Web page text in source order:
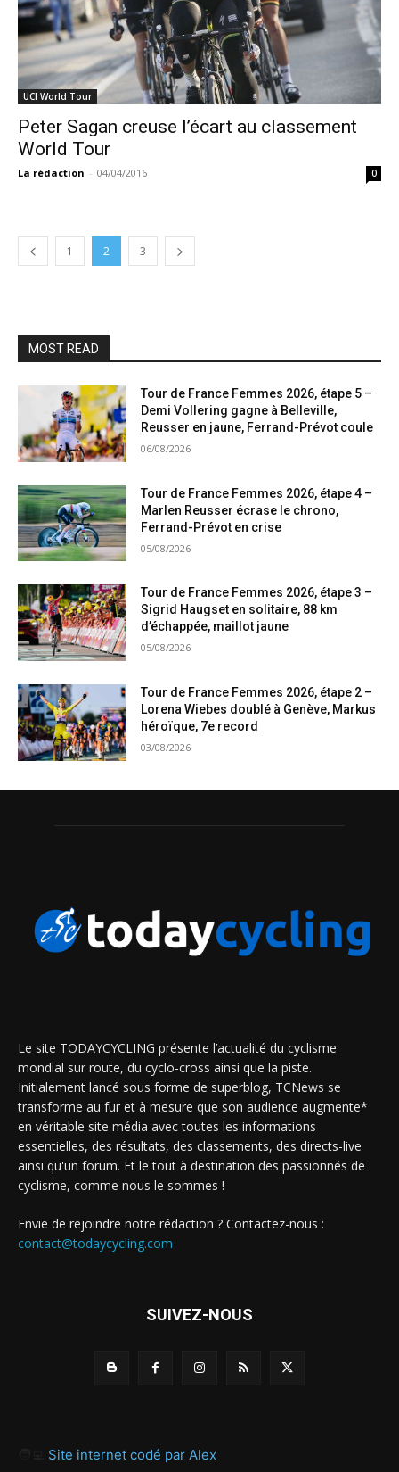
UCI World Tour
Peter Sagan creuse l’écart au classement
World Tour
La rédaction - 04/04/2016 0
1 2 3
MOST READ
Tour de France Femmes 2026, étape 5 –
Demi Vollering gagne à Belleville,
Reusser en jaune, Ferrand-Prévot coule
06/08/2026
Tour de France Femmes 2026, étape 4 –
Marlen Reusser écrase le chrono,
Ferrand-Prévot en crise
05/08/2026
Tour de France Femmes 2026, étape 3 –
Sigrid Haugset en solitaire, 88 km
d’échappée, maillot jaune
05/08/2026
Tour de France Femmes 2026, étape 2 –
Lorena Wiebes doublé à Genève, Markus
héroïque, 7e record
03/08/2026
Le site TODAYCYCLING présente l’actualité du cyclisme
mondial sur route, du cyclo-cross ainsi que la piste.
Initialement lancé sous forme de superblog, TCNews se
transforme au fur et à mesure que son audience augmente*
en véritable site média avec toutes les informations
essentielles, des résultats, des classements, des directs-live
ainsi qu'un forum. Et le tout à destination des passionnés de
cyclisme, comme nous le sommes !
Envie de rejoindre notre rédaction ? Contactez-nous :
contact@todaycycling.com
SUIVEZ-NOUS
Site internet codé par Alex